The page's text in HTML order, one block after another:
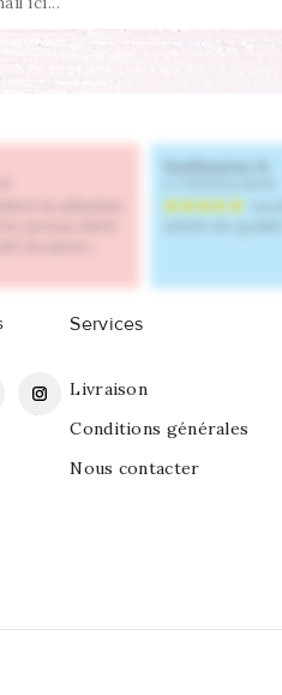
PinterestInstagram
Services
Livraison
Conditions générales
Nous contacter